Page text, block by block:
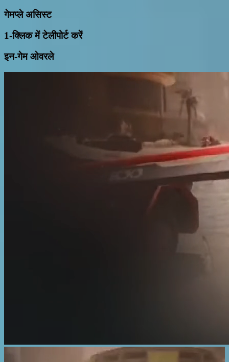
गेमप्ले असिस्ट
1-क्लिक में टेलीपोर्ट करें
इन-गेम ओवरले